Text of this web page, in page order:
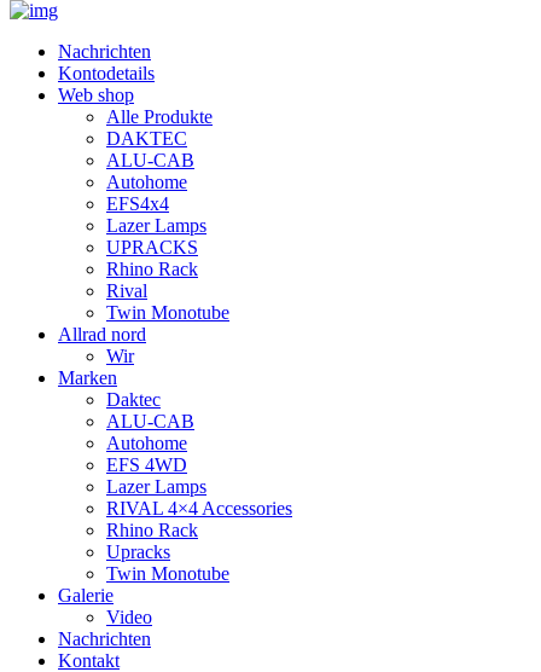
Nachrichten
Kontodetails
Web shop
Alle Produkte
DAKTEC
ALU-CAB
Autohome
EFS4x4
Lazer Lamps
UPRACKS
Rhino Rack
Rival
Twin Monotube
Allrad nord
Wir
Marken
Daktec
ALU-CAB
Autohome
EFS 4WD
Lazer Lamps
RIVAL 4×4 Accessories
Rhino Rack
Upracks
Twin Monotube
Galerie
Video
Nachrichten
Kontakt